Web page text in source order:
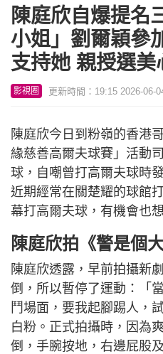
陳庭欣自爆提名
小姐」劉爾穎參
支持她 親授選
影視圈 更新時間：19:15 2026-06-
陳庭欣今日到粉嶺的香港
緣慈善高爾夫球賽」活動
球，自嘲曾打高爾夫球時
近期經常在關楚耀的球館
幕打高爾夫球，有機會也
陳庭欣拍《警是個
陳庭欣透露，早前拍攝新
倒，所以暫停了運動：「
鬥場面，要我起腳踢人，
白粉。正式拍攝時，因為
倒，手腕按地，右邊屁股